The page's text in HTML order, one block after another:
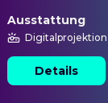
Ausstattung
Digitalprojektion
Details